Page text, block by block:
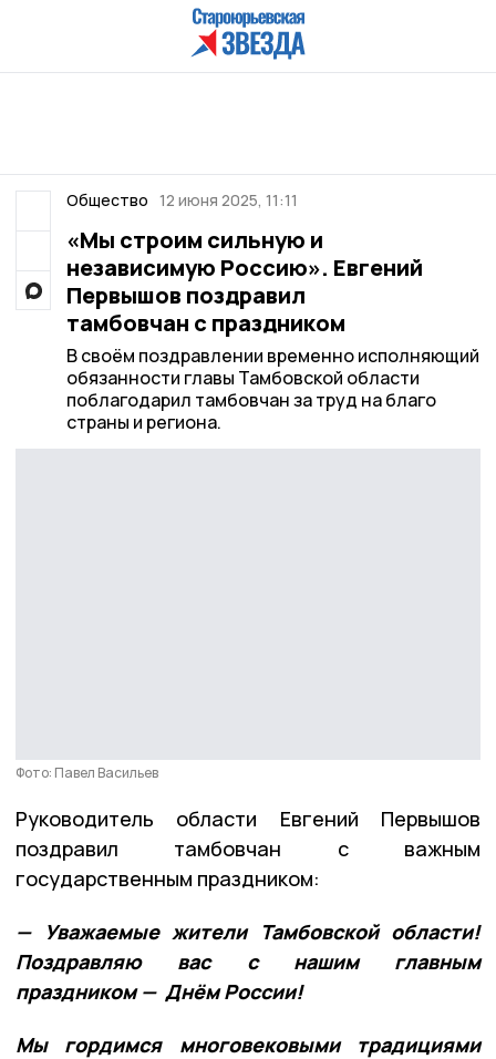
Общество 12 июня 2025, 11:11
«Мы строим сильную и
независимую Россию». Евгений
Первышов поздравил
тамбовчан с праздником
В своём поздравлении временно исполняющий
обязанности главы Тамбовской области
поблагодарил тамбовчан за труд на благо
страны и региона.
Фото: Павел Васильев
Руководитель области Евгений Первышов
поздравил тамбовчан с важным
государственным праздником:
— Уважаемые жители Тамбовской области!
Поздравляю вас с нашим главным
праздником — Днём России!
Мы гордимся многовековыми традициями